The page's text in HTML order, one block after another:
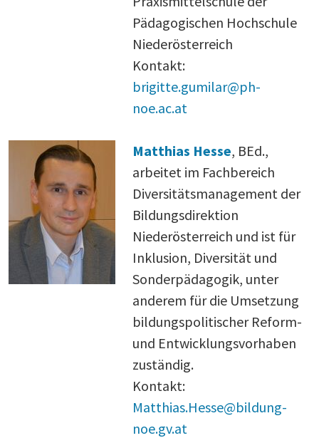
Pädagogischen Hochschule
Niederösterreich
Kontakt:
brigitte.gumilar@ph-
noe.ac.at
Matthias Hesse, BEd.,
arbeitet im Fachbereich
Diversitätsmanagement der
Bildungsdirektion
Niederösterreich und ist für
Inklusion, Diversität und
Sonderpädagogik, unter
anderem für die Umsetzung
bildungspolitischer Reform-
und Entwicklungsvorhaben
zuständig.
Kontakt:
Matthias.Hesse@bildung-
noe.gv.at